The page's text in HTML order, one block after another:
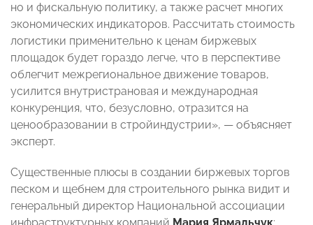
но и фискальную политику, а также расчет многих
экономических индикаторов. Рассчитать стоимость
логистики применительно к ценам биржевых
площадок будет гораздо легче, что в перспективе
облегчит межрегиональное движение товаров,
усилится внутристрановая и международная
конкуренция, что, безусловно, отразится на
ценообразовании в стройиндустрии», — объясняет
эксперт.
Существенные плюсы в создании биржевых торгов
песком и щебнем для строительного рынка видит и
генеральный директор Национальной ассоциации